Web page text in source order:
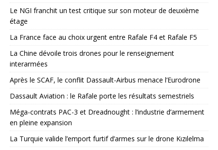
Le NGI franchit un test critique sur son moteur de deuxième
étage
La France face au choix urgent entre Rafale F4 et Rafale F5
La Chine dévoile trois drones pour le renseignement
interarmées
Après le SCAF, le conflit Dassault-Airbus menace l’Eurodrone
Dassault Aviation : le Rafale porte les résultats semestriels
Méga-contrats PAC-3 et Dreadnought : l’industrie d’armement
en pleine expansion
La Turquie valide l’emport furtif d’armes sur le drone Kızılelma